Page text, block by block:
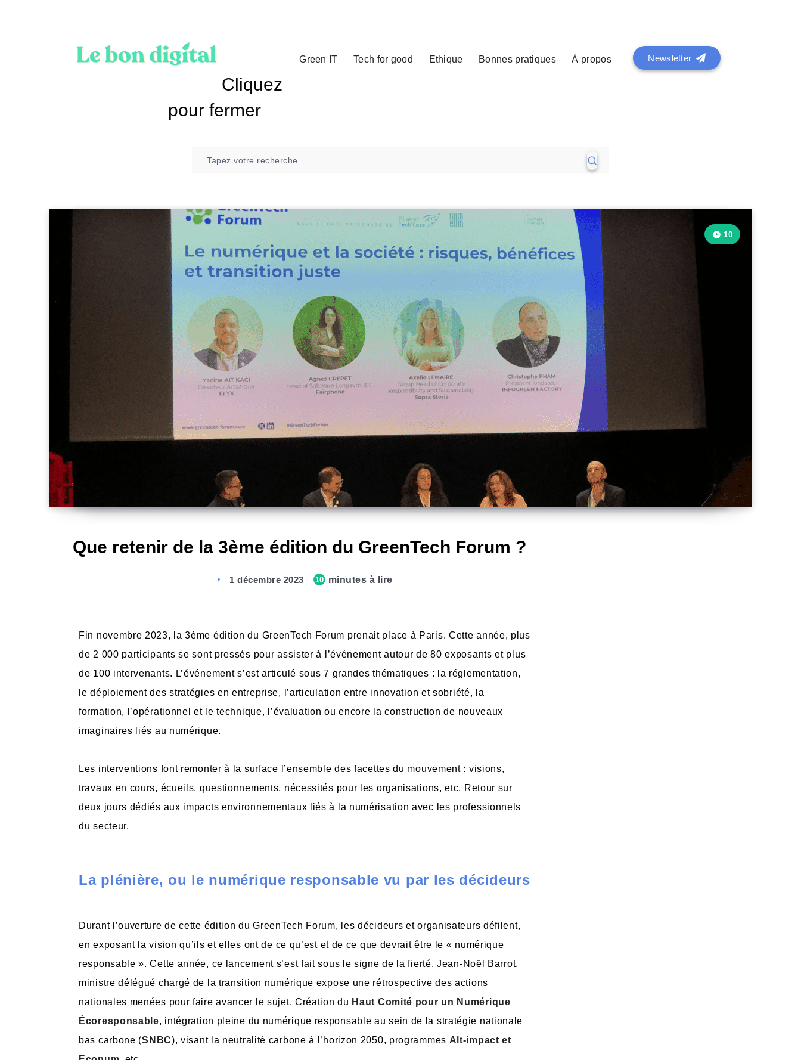
Green IT Tech for good Ethique Bonnes pratiques À propos Newsletter
Cliquez
pour fermer
10
Que retenir de la 3ème édition du GreenTech Forum ?
1 décembre 2023 10 minutes à lire
Fin novembre 2023, la 3ème édition du GreenTech Forum prenait place à Paris. Cette année, plus
de 2 000 participants se sont pressés pour assister à l’événement autour de 80 exposants et plus
de 100 intervenants. L’événement s’est articulé sous 7 grandes thématiques : la réglementation,
le déploiement des stratégies en entreprise, l’articulation entre innovation et sobriété, la
formation, l’opérationnel et le technique, l’évaluation ou encore la construction de nouveaux
imaginaires liés au numérique.
Les interventions font remonter à la surface l’ensemble des facettes du mouvement : visions,
travaux en cours, écueils, questionnements, nécessités pour les organisations, etc. Retour sur
deux jours dédiés aux impacts environnementaux liés à la numérisation avec les professionnels
du secteur.
La plénière, ou le numérique responsable vu par les décideurs
Durant l’ouverture de cette édition du GreenTech Forum, les décideurs et organisateurs défilent,
en exposant la vision qu’ils et elles ont de ce qu’est et de ce que devrait être le « numérique
responsable ». Cette année, ce lancement s’est fait sous le signe de la fierté. Jean-Noël Barrot,
ministre délégué chargé de la transition numérique expose une rétrospective des actions
nationales menées pour faire avancer le sujet. Création du Haut Comité pour un Numérique
Écoresponsable, intégration pleine du numérique responsable au sein de la stratégie nationale
bas carbone (SNBC), visant la neutralité carbone à l’horizon 2050, programmes Alt-impact et